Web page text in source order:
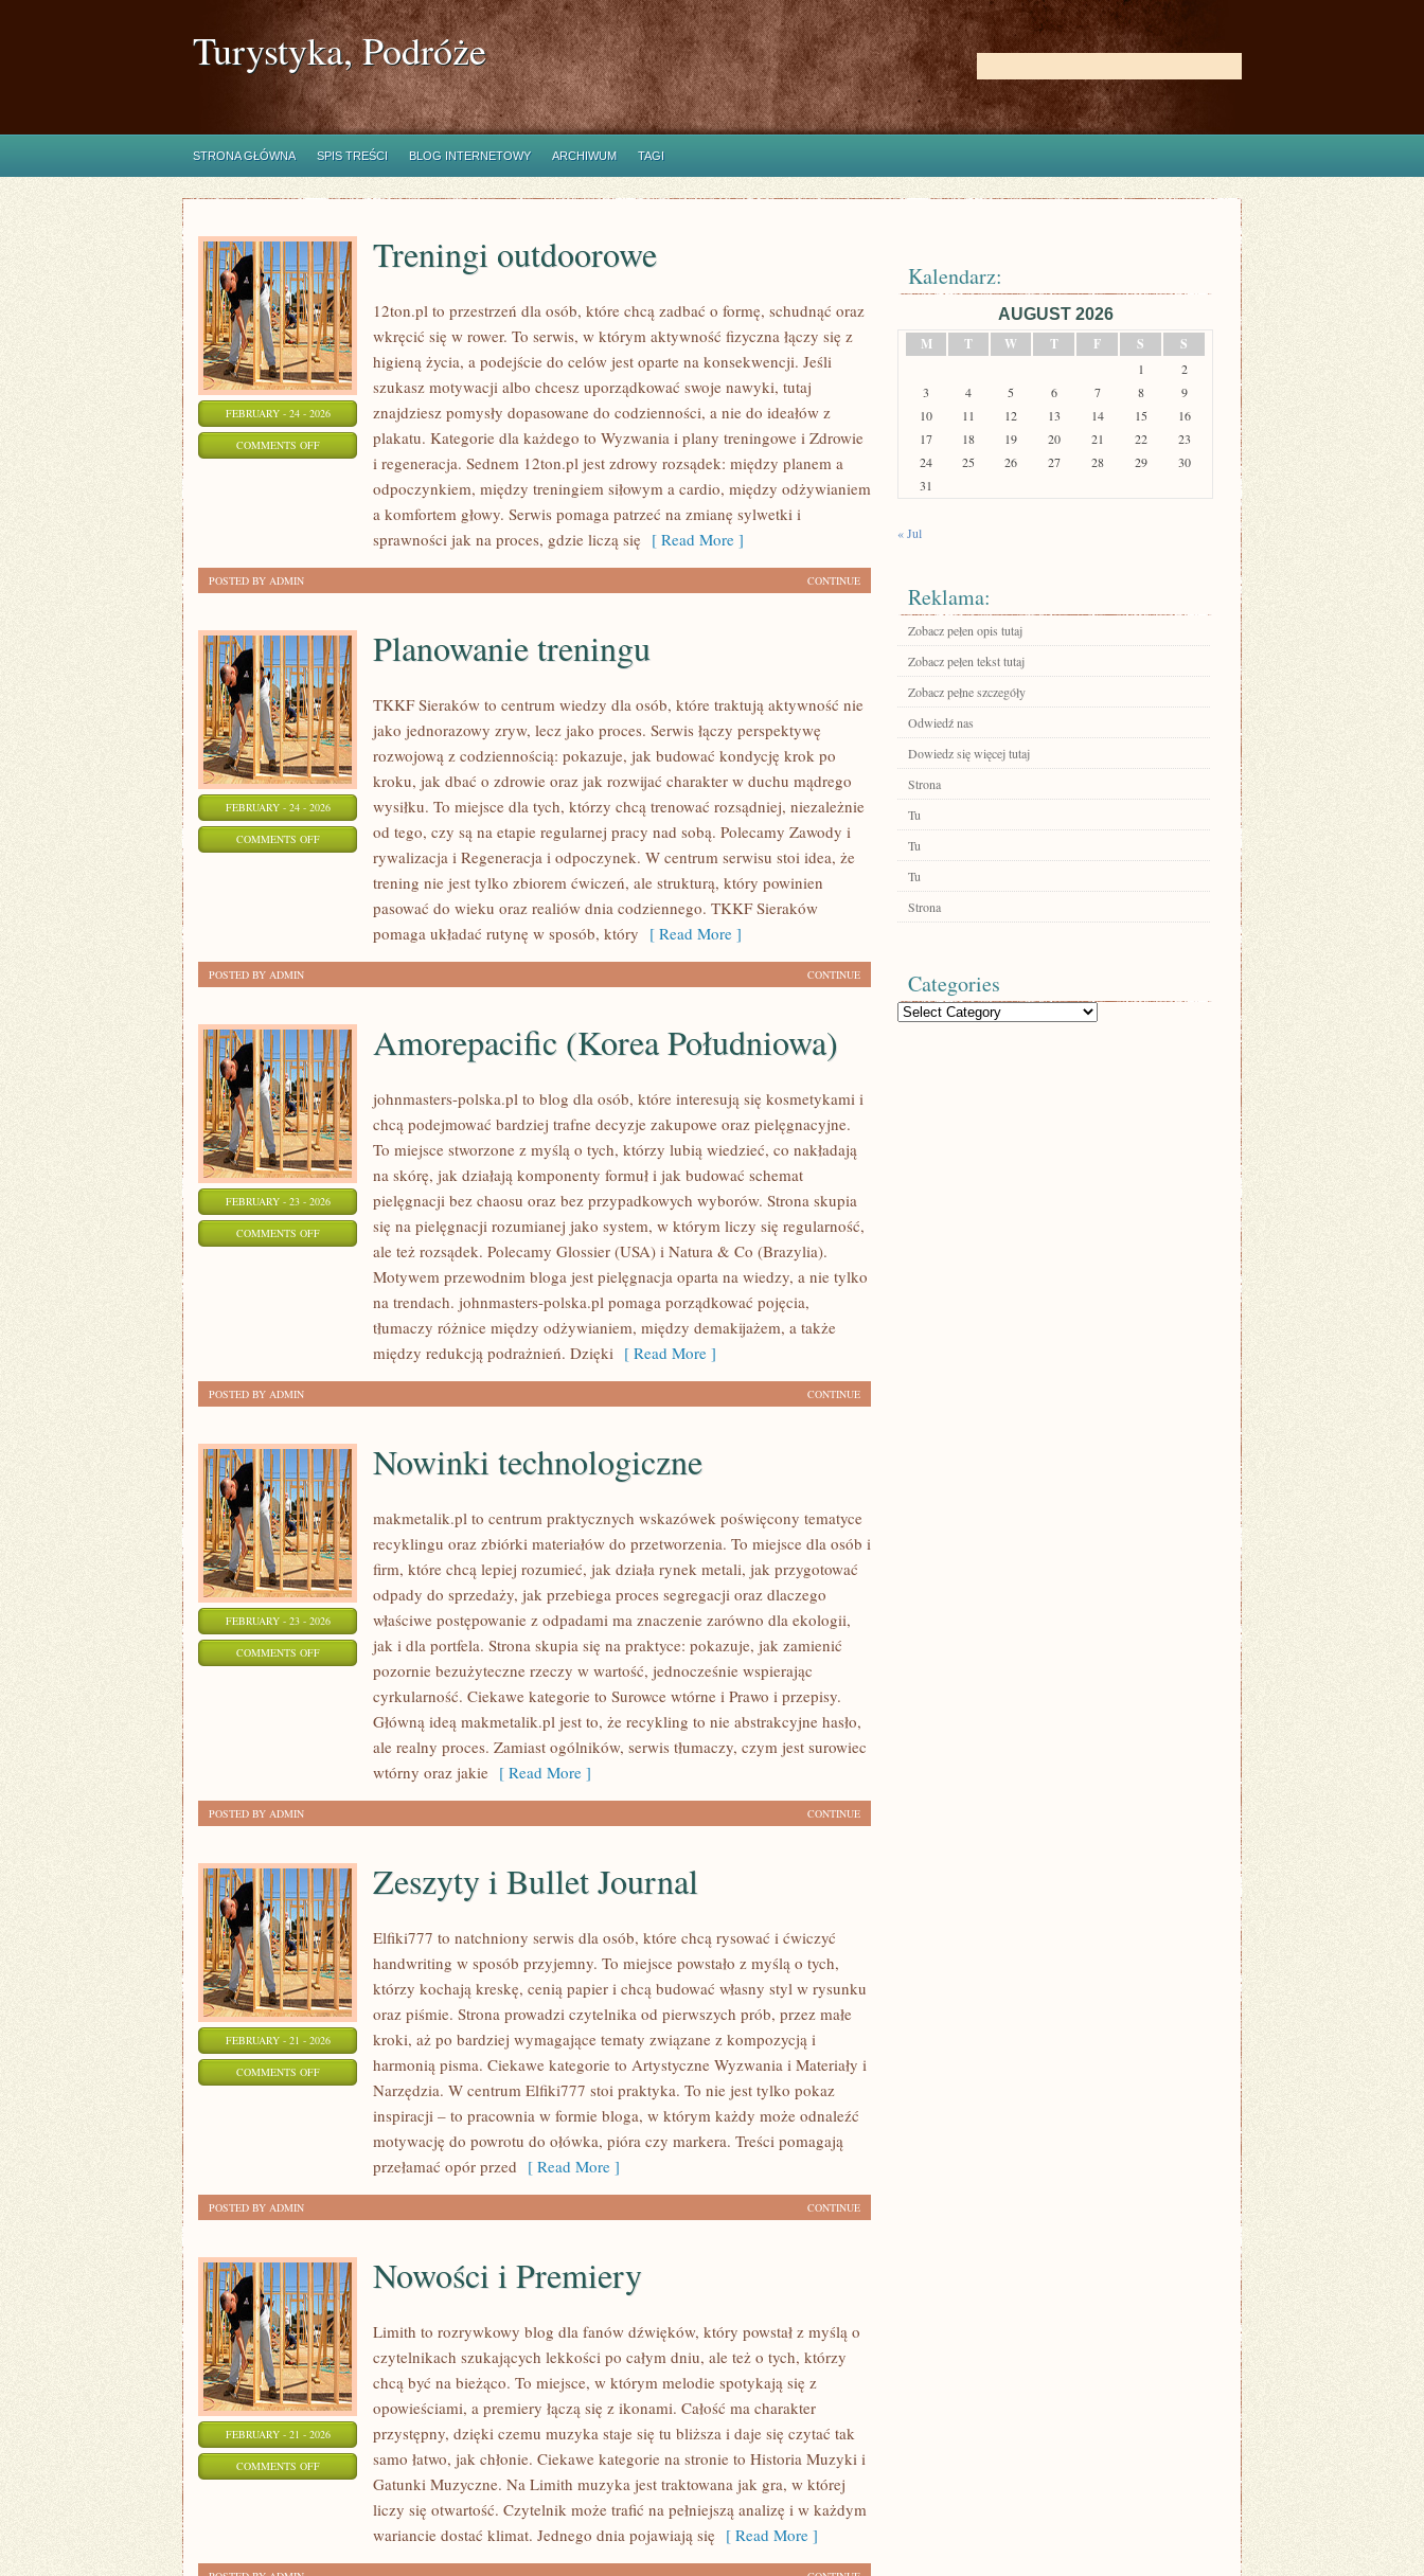
Turystyka, Podróże
STRONA GŁÓWNA SPIS TREŚCI BLOG INTERNETOWY ARCHIWUM TAGI
FEBRUARY - 24 - 2026
COMMENTS OFFON
OUTDOOROWE
Treningi outdoorowe
12ton.pl to przestrzeń dla osób, które chcą zadbać o formę, schudnąć oraz
wkręcić się w rower. To serwis, w którym aktywność fizyczna łączy się z
higieną życia, a podejście do celów jest oparte na konsekwencji. Jeśli
szukasz motywacji albo chcesz uporządkować swoje nawyki, tutaj
znajdziesz pomysły dopasowane do codzienności, a nie do ideałów z
plakatu. Kategorie dla każdego to Wyzwania i plany treningowe i Zdrowie
i regeneracja. Sednem 12ton.pl jest zdrowy rozsądek: między planem a
odpoczynkiem, między treningiem siłowym a cardio, między odżywianiem
a komfortem głowy. Serwis pomaga patrzeć na zmianę sylwetki i
sprawności jak na proces, gdzie liczą się [ Read More ]
CONTINUE
POSTED BY ADMIN
FEBRUARY - 24 - 2026
COMMENTS OFFON
PLANOWANIE
Planowanie treningu
TKKF Sieraków to centrum wiedzy dla osób, które traktują aktywność nie
jako jednorazowy zryw, lecz jako proces. Serwis łączy perspektywę
rozwojową z codziennością: pokazuje, jak budować kondycję krok po
kroku, jak dbać o zdrowie oraz jak rozwijać charakter w duchu mądrego
wysiłku. To miejsce dla tych, którzy chcą trenować rozsądniej, niezależnie
od tego, czy są na etapie regularnej pracy nad sobą. Polecamy Zawody i
rywalizacja i Regeneracja i odpoczynek. W centrum serwisu stoi idea, że
trening nie jest tylko zbiorem ćwiczeń, ale strukturą, który powinien
pasować do wieku oraz realiów dnia codziennego. TKKF Sieraków
pomaga układać rutynę w sposób, który [ Read More ]
CONTINUE
POSTED BY ADMIN
FEBRUARY - 23 - 2026
COMMENTS OFFON
AMOREPACIFIC
POŁUDNIOWA)
Amorepacific (Korea Południowa)
johnmasters-polska.pl to blog dla osób, które interesują się kosmetykami i
chcą podejmować bardziej trafne decyzje zakupowe oraz pielęgnacyjne.
To miejsce stworzone z myślą o tych, którzy lubią wiedzieć, co nakładają
na skórę, jak działają komponenty formuł i jak budować schemat
pielęgnacji bez chaosu oraz bez przypadkowych wyborów. Strona skupia
się na pielęgnacji rozumianej jako system, w którym liczy się regularność,
ale też rozsądek. Polecamy Glossier (USA) i Natura & Co (Brazylia).
Motywem przewodnim bloga jest pielęgnacja oparta na wiedzy, a nie tylko
na trendach. johnmasters-polska.pl pomaga porządkować pojęcia,
tłumaczy różnice między odżywianiem, między demakijażem, a także
między redukcją podrażnień. Dzięki [ Read More ]
CONTINUE
POSTED BY ADMIN
FEBRUARY - 23 - 2026
COMMENTS OFFON
TECHNOLOGICZNE
Nowinki technologiczne
makmetalik.pl to centrum praktycznych wskazówek poświęcony tematyce
recyklingu oraz zbiórki materiałów do przetworzenia. To miejsce dla osób i
firm, które chcą lepiej rozumieć, jak działa rynek metali, jak przygotować
odpady do sprzedaży, jak przebiega proces segregacji oraz dlaczego
właściwe postępowanie z odpadami ma znaczenie zarówno dla ekologii,
jak i dla portfela. Strona skupia się na praktyce: pokazuje, jak zamienić
pozornie bezużyteczne rzeczy w wartość, jednocześnie wspierając
cyrkularność. Ciekawe kategorie to Surowce wtórne i Prawo i przepisy.
Główną ideą makmetalik.pl jest to, że recykling to nie abstrakcyjne hasło,
ale realny proces. Zamiast ogólników, serwis tłumaczy, czym jest surowiec
wtórny oraz jakie [ Read More ]
CONTINUE
POSTED BY ADMIN
FEBRUARY - 21 - 2026
COMMENTS OFFON
Zeszyty i Bullet Journal
Elfiki777 to natchniony serwis dla osób, które chcą rysować i ćwiczyć
handwriting w sposób przyjemny. To miejsce powstało z myślą o tych,
którzy kochają kreskę, cenią papier i chcą budować własny styl w rysunku
oraz piśmie. Strona prowadzi czytelnika od pierwszych prób, przez małe
kroki, aż po bardziej wymagające tematy związane z kompozycją i
harmonią pisma. Ciekawe kategorie to Artystyczne Wyzwania i Materiały i
Narzędzia. W centrum Elfiki777 stoi praktyka. To nie jest tylko pokaz
inspiracji – to pracownia w formie bloga, w którym każdy może odnaleźć
motywację do powrotu do ołówka, pióra czy markera. Treści pomagają
przełamać opór przed [ Read More ]
CONTINUE
POSTED BY ADMIN
FEBRUARY - 21 - 2026
COMMENTS OFFON
Nowości i Premiery
Limith to rozrywkowy blog dla fanów dźwięków, który powstał z myślą o
czytelnikach szukających lekkości po całym dniu, ale też o tych, którzy
chcą być na bieżąco. To miejsce, w którym melodie spotykają się z
opowieściami, a premiery łączą się z ikonami. Całość ma charakter
przystępny, dzięki czemu muzyka staje się tu bliższa i daje się czytać tak
samo łatwo, jak chłonie. Ciekawe kategorie na stronie to Historia Muzyki i
Gatunki Muzyczne. Na Limith muzyka jest traktowana jak gra, w której
liczy się otwartość. Czytelnik może trafić na pełniejszą analizę i w każdym
wariancie dostać klimat. Jednego dnia pojawiają się [ Read More ]
Kalendarz:
AUGUST 2026
M
T W T F S S
1
2
3
4 5 6 7 8
9
10
11 12 13 14 15
16
17
18 19 20 21 22
23
24
25 26 27 28 29
30
31
« Jul
Reklama:
Zobacz pełen opis tutaj
Zobacz pełen tekst tutaj
Zobacz pełne szczegóły
Odwiedź nas
Dowiedz się więcej tutaj
Strona
Tu
Tu
Tu
Strona
Categories
Categories